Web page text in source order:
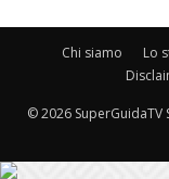
Chi siamo Lo
© 2026 SuperGuidaTV